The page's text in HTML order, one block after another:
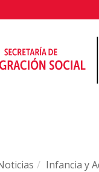
Infancia y